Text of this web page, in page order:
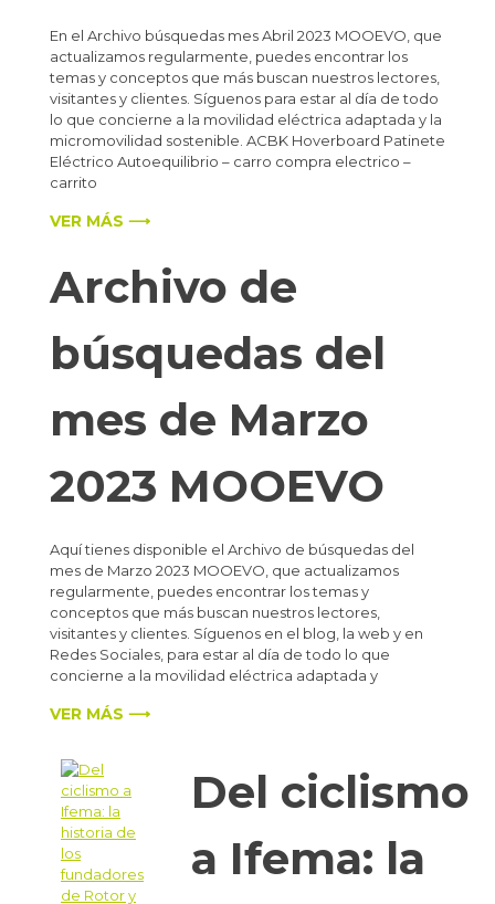
En el Archivo búsquedas mes Abril 2023 MOOEVO, que
actualizamos regularmente, puedes encontrar los
temas y conceptos que más buscan nuestros lectores,
visitantes y clientes. Síguenos para estar al día de todo
lo que concierne a la movilidad eléctrica adaptada y la
micromovilidad sostenible. ACBK Hoverboard Patinete
Eléctrico Autoequilibrio – carro compra electrico –
carrito
VER MÁS ⟶
Archivo de
búsquedas del
mes de Marzo
2023 MOOEVO
Aquí tienes disponible el Archivo de búsquedas del
mes de Marzo 2023 MOOEVO, que actualizamos
regularmente, puedes encontrar los temas y
conceptos que más buscan nuestros lectores,
visitantes y clientes. Síguenos en el blog, la web y en
Redes Sociales, para estar al día de todo lo que
concierne a la movilidad eléctrica adaptada y
VER MÁS ⟶
Del ciclismo
a Ifema: la